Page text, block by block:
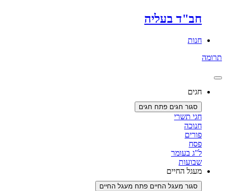
חב"ד בעליה
חנות
חגים
סגור חגים פתח חגים
חגי תשרי
חנוכה
פורים
פסח
ל"ג בעומר
שבועות
מעגל החיים
סגור מעגל החיים פתח מעגל החיים